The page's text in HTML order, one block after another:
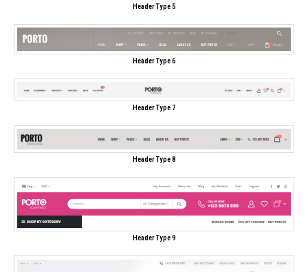
Header Type 5
Header Type 6
Header Type 7
Header Type 8
Header Type 9